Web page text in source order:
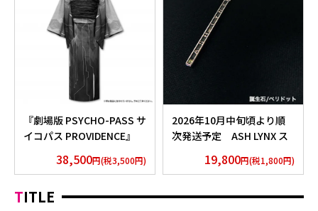
『劇場版 PSYCHO-PASS サ
イコパス PROVIDENCE』
38,500円(税3,500円)
2026年10月中旬頃より順
次発送予定 ASH LYNX ス
Silver925×Peridot ver.
19,800円(税1,800円)
TITLE